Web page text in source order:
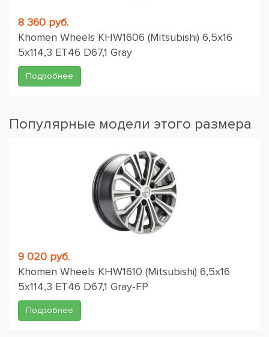
8 360 руб.
Khomen Wheels KHW1606 (Mitsubishi) 6,5x16
5x114,3 ET46 D67,1 Gray
Подробнее
Популярные модели этого размера
9 020 руб.
Khomen Wheels KHW1610 (Mitsubishi) 6,5x16
5x114,3 ET46 D67,1 Gray-FP
Подробнее